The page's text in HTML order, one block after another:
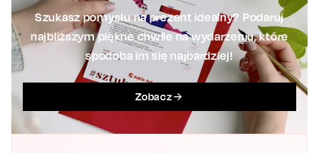
Szukasz pomysłu na prezent idealny? Podaruj
najbliższym piękne chwile na wydarzeniu, które
spodoba im się najbardziej!
Zobacz